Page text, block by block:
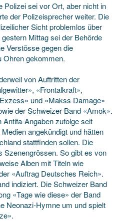
Polizei sei vor Ort, aber nicht in
der Polizeisprecher weiter. Die
Sicht problemlos über
Mittag sei der Behörde
Verstösse gegen die
gekommen.
von Auftritten der
«Frontalkraft»,
und «Makss Damage»
der Schweizer Band «Amok».
Angaben zufolge seit
angekündigt und hätten
stattfinden sollen. Die
Szenengrössen. So gibt es von
Alben mit Titeln wie
«Auftrag Deutsches Reich».
indiziert. Die Schweizer Band
«Tage wie diese» der Band
Neonazi-Hymne um und spielt